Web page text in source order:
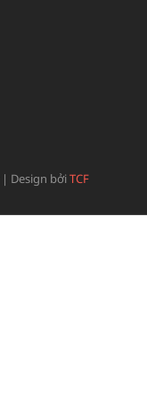
| Design bởiTCF